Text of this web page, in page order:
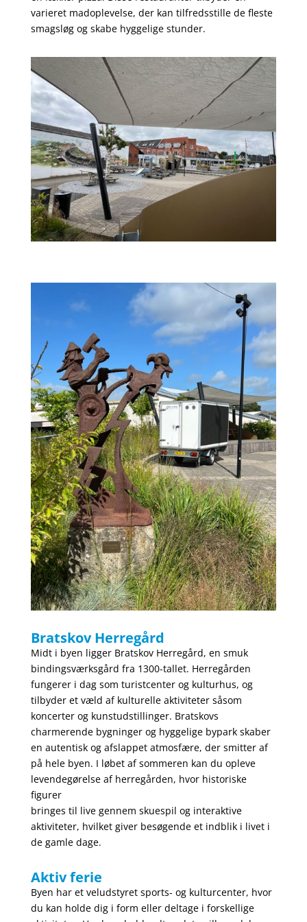
varieret madoplevelse, der kan tilfredsstille de fleste
smagsløg og skabe hyggelige stunder.
Bratskov Herregård
Midt i byen ligger Bratskov Herregård, en smuk
bindingsværksgård fra 1300-tallet. Herregården
fungerer i dag som turistcenter og kulturhus, og
tilbyder et væld af kulturelle aktiviteter såsom
koncerter og kunstudstillinger. Bratskovs
charmerende bygninger og hyggelige bypark skaber
en autentisk og afslappet atmosfære, der smitter af
på hele byen. I løbet af sommeren kan du opleve
levendegørelse af herregården, hvor historiske
figurer
bringes til live gennem skuespil og interaktive
aktiviteter, hvilket giver besøgende et indblik i livet i
de gamle dage.
Aktiv ferie
Byen har et veludstyret sports- og kulturcenter, hvor
du kan holde dig i form eller deltage i forskellige